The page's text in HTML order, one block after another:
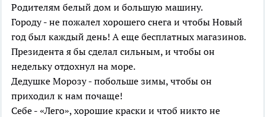
Родителям белый дом и большую машину.
Городу - не пожалел хорошего снега и чтобы Новый
год был каждый день! А еще бесплатных магазинов.
Президента я бы сделал сильным, и чтобы он
недельку отдохнул на море.
Дедушке Морозу - побольше зимы, чтобы он
приходил к нам почаще!
Себе - «Лего», хорошие краски и чтоб никто не